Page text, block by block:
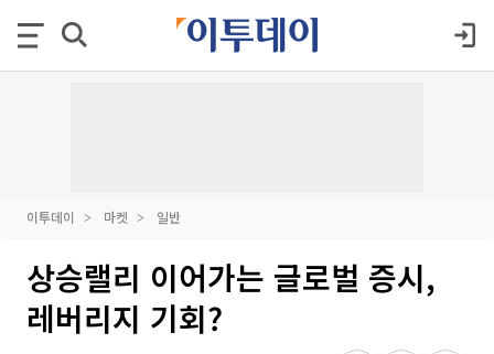
이투데이 마켓 일반
상승랠리 이어가는 글로벌 증시,
레버리지 기회?